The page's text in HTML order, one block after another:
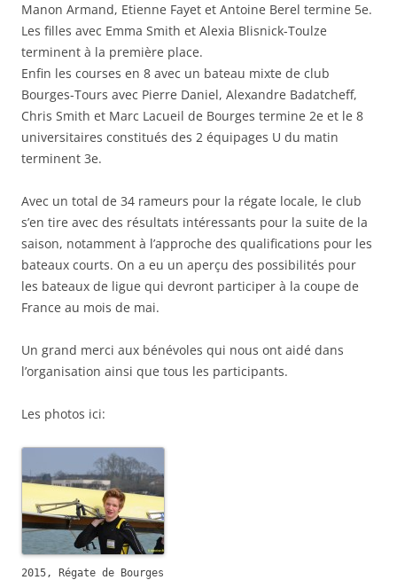
Manon Armand, Etienne Fayet et Antoine Berel termine 5e.
Les filles avec Emma Smith et Alexia Blisnick-Toulze
terminent à la première place.
Enfin les courses en 8 avec un bateau mixte de club
Bourges-Tours avec Pierre Daniel, Alexandre Badatcheff,
Chris Smith et Marc Lacueil de Bourges termine 2e et le 8
universitaires constitués des 2 équipages U du matin
terminent 3e.
Avec un total de 34 rameurs pour la régate locale, le club
s’en tire avec des résultats intéressants pour la suite de la
saison, notamment à l’approche des qualifications pour les
bateaux courts. On a eu un aperçu des possibilités pour
les bateaux de ligue qui devront participer à la coupe de
France au mois de mai.
Un grand merci aux bénévoles qui nous ont aidé dans
l’organisation ainsi que tous les participants.
Les photos ici:
2015, Régate de Bourges